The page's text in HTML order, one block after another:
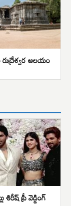
ఆలయం
శిరీష్ ప్రీ వెడ్డింగ్